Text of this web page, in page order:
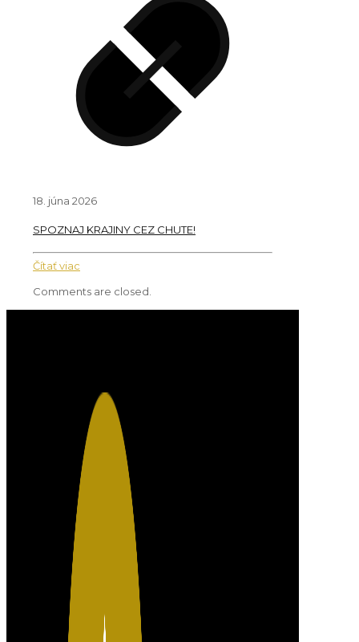
18. júna 2026
SPOZNAJ KRAJINY CEZ CHUTE!
Čítať viac
Comments are closed.